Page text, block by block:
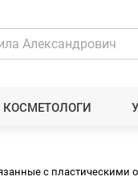
КОСМЕТОЛОГИ
с пластическими